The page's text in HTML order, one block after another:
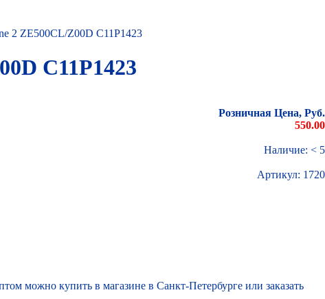
2 ZE500CL/Z00D C11P1423
C11P1423
Розничная Цена, Руб.
550.00
Наличие: < 5
Артикул: 1720
можно купить в магазине в Санкт-Петербурге или заказать